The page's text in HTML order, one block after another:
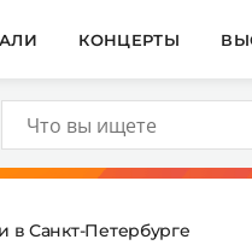
КОНЦЕРТЫ
в Санкт-Петербурге